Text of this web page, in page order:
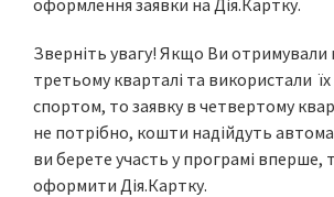
оформлення заявки на Дія.Картку.
Зверніть увагу! Якщо Ви отримували
третьому кварталі та використали їх
спортом, то заявку в четвертому
не потрібно, кошти надійдуть
ви берете участь у програмі вперше,
оформити Дія.Картку.